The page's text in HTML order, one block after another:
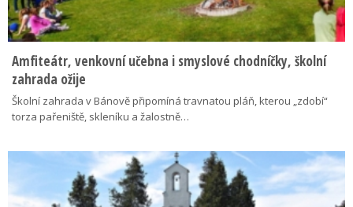
Amfiteátr, venkovní učebna i smyslové chodníčky, školní
zahrada ožije
Školní zahrada v Bánově připomíná travnatou pláň, kterou „zdobí“
torza pařeniště, skleníku a žalostně…